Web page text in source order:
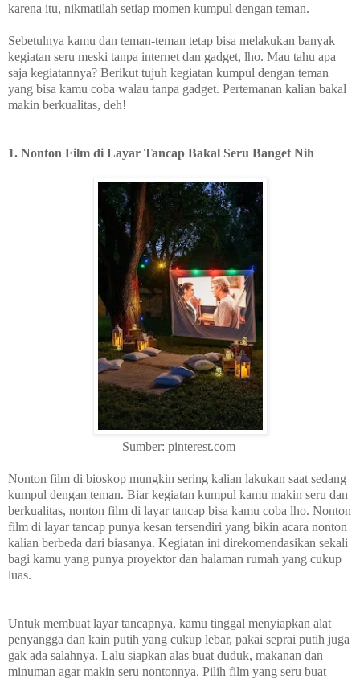
karena itu, nikmatilah setiap momen kumpul dengan teman.
Sebetulnya kamu dan teman-teman tetap bisa melakukan banyak
kegiatan seru meski tanpa internet dan gadget, lho. Mau tahu apa
saja kegiatannya? Berikut tujuh kegiatan kumpul dengan teman
yang bisa kamu coba walau tanpa gadget. Pertemanan kalian bakal
makin berkualitas, deh!
1. Nonton Film di Layar Tancap Bakal Seru Banget Nih
Sumber: pinterest.com
Nonton film di bioskop mungkin sering kalian lakukan saat sedang
kumpul dengan teman. Biar kegiatan kumpul kamu makin seru dan
berkualitas, nonton film di layar tancap bisa kamu coba lho. Nonton
film di layar tancap punya kesan tersendiri yang bikin acara nonton
kalian berbeda dari biasanya. Kegiatan ini direkomendasikan sekali
bagi kamu yang punya proyektor dan halaman rumah yang cukup
luas.
Untuk membuat layar tancapnya, kamu tinggal menyiapkan alat
penyangga dan kain putih yang cukup lebar, pakai seprai putih juga
gak ada salahnya. Lalu siapkan alas buat duduk, makanan dan
minuman agar makin seru nontonnya. Pilih film yang seru buat